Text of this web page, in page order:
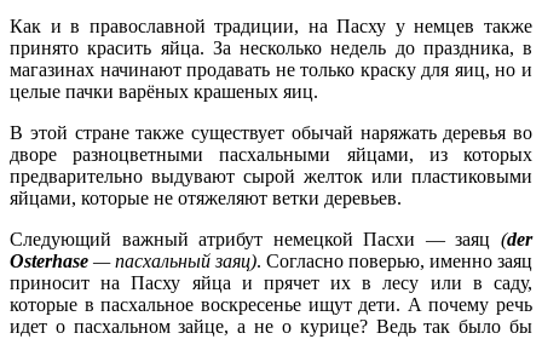
Как и в православной традиции, на Пасху у немцев также
принято красить яйца. За несколько недель до праздника, в
магазинах начинают продавать не только краску для яиц, но и
целые пачки варёных крашеных яиц.
В этой стране также существует обычай наряжать деревья во
дворе разноцветными пасхальными яйцами, из которых
предварительно выдувают сырой желток или пластиковыми
яйцами, которые не отяжеляют ветки деревьев.
Следующий важный атрибут немецкой Пасхи — заяц (der
Osterhase — пасхальный заяц). Согласно поверью, именно заяц
приносит на Пасху яйца и прячет их в лесу или в саду,
которые в пасхальное воскресенье ищут дети. А почему речь
идет о пасхальном зайце, а не о курице? Ведь так было бы